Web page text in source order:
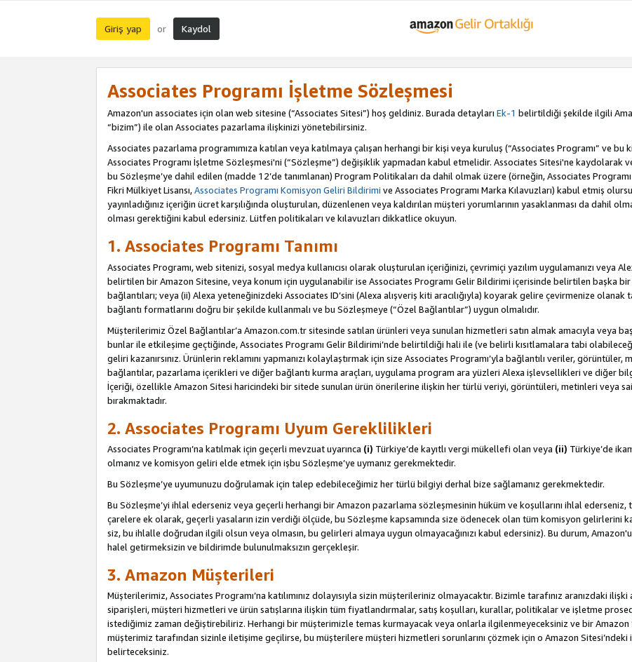
Giriş yap or Kaydol
Associates Programı İşletme Sözleşmesi
Amazon'un associates için olan web sitesine (“Associates Sitesi”) hoş geldiniz. Burada detayları Ek-1 belirtildiği şekilde ilgili
“bizim”) ile olan Associates pazarlama ilişkinizi yönetebilirsiniz.
Associates pazarlama programımıza katılan veya katılmaya çalışan herhangi bir kişi veya kuruluş (“Associates Programı” ve bu
Associates Programı İşletme Sözleşmesi'ni (“Sözleşme”) değişiklik yapmadan kabul etmelidir. Associates Sitesi'ne kaydolarak
bu Sözleşme’ye dahil edilen (madde 12’de tanımlanan) Program Politikaları da dahil olmak üzere (örneğin, Associates
Fikri Mülkiyet Lisansı,Associates Programı Komisyon Geliri Bildirimi ve Associates Programı Marka Kılavuzları) kabul etmiş
yayınladığınız içeriğin ücret karşılığında oluşturulan, düzenlenen veya kaldırılan müşteri yorumlarının yasaklanması da dahil
olması gerektiğini kabul edersiniz. Lütfen politikaları ve kılavuzları dikkatlice okuyun.
1. Associates Programı Tanımı
Associates Programı, web sitenizi, sosyal medya kullanıcısı olarak oluşturulan içeriğinizi, çevrimiçi yazılım uygulamanızı veya
belirtilen bir Amazon Sitesine, veya konum için uygulanabilir ise Associates Programı Gelir Bildirimi içerisinde belirtilen başka
bağlantıları; veya (ii) Alexa yeteneğinizdeki Associates ID’sini (Alexa alışveriş kiti aracılığıyla) koyarak gelire çevirmenize olanak
bağlantı formatlarını doğru bir şekilde kullanmalı ve bu Sözleşmeye (“Özel Bağlantılar”) uygun olmalıdır.
Müşterilerimiz Özel Bağlantılar’a Amazon.com.tr sitesinde satılan ürünleri veya sunulan hizmetleri satın almak amacıyla veya
bunlar ile etkileşime geçtiğinde, Associates Programı Gelir Bildirimi’nde belirtildiği hali ile (ve belirli kısıtlamalara tabi
geliri kazanırsınız. Ürünlerin reklamını yapmanızı kolaylaştırmak için size Associates Programı’yla bağlantılı veriler,
bağlantılar, pazarlama içerikleri ve diğer bağlantı kurma araçları, uygulama program ara yüzleri Alexa işlevsellikleri ve diğer
İçeriği, özellikle Amazon Sitesi haricindeki bir sitede sunulan ürün önerilerine ilişkin her türlü veriyi, görüntüleri, metinleri veya
bırakmaktadır.
2. Associates Programı Uyum Gereklilikleri
Associates Programı’na katılmak için geçerli mevzuat uyarınca (i) Türkiye’de kayıtlı vergi mükellefi olan veya (ii) Türkiye’de
olmanız ve komisyon geliri elde etmek için işbu Sözleşme’ye uymanız gerekmektedir.
Bu Sözleşme’ye uyumunuzu doğrulamak için talep edebileceğimiz her türlü bilgiyi derhal bize sağlamanız gerekmektedir.
Bu Sözleşme’yi ihlal ederseniz veya geçerli herhangi bir Amazon pazarlama sözleşmesinin hüküm ve koşullarını ihlal ederseniz,
çarelere ek olarak, geçerli yasaların izin verdiği ölçüde, bu Sözleşme kapsamında size ödenecek olan tüm komisyon gelirlerini
siz, bu ihlalle doğrudan ilgili olsun veya olmasın, bu gelirleri almaya uygun olmayacağınızı kabul edersiniz). Bu durum,
halel getirmeksizin ve bildirimde bulunulmaksızın gerçekleşir.
3. Amazon Müşterileri
Müşterilerimiz, Associates Programı’na katılımınız dolayısıyla sizin müşterileriniz olmayacaktır. Bizimle tarafınız aranızdaki
siparişleri, müşteri hizmetleri ve ürün satışlarına ilişkin tüm fiyatlandırmalar, satış koşulları, kurallar, politikalar ve işletme
istediğimiz zaman değiştirebiliriz. Herhangi bir müşterimizle temas kurmayacak veya onlarla ilgilenmeyeceksiniz ve bir
müşterimiz tarafından sizinle iletişime geçilirse, bu müşterilere müşteri hizmetleri sorunlarını çözmek için o Amazon
belirteceksiniz.